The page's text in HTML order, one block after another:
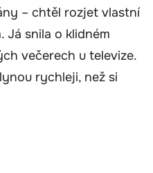
– chtěl rozjet vlastní
Já snila o klidném
večerech u televize.
rychleji, než si